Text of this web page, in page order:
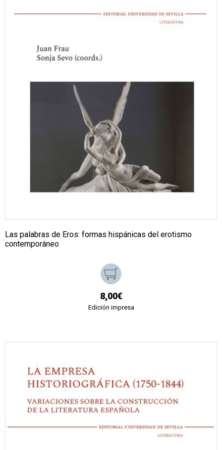
Las palabras de Eros: formas hispánicas del erotismo
contemporáneo
8,00€
Edición impresa